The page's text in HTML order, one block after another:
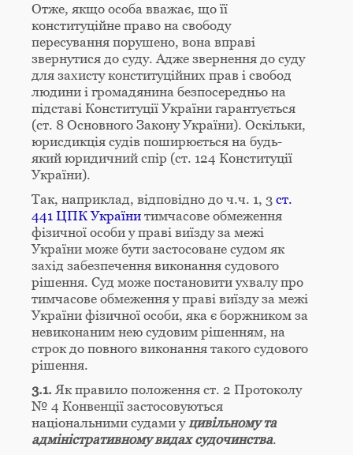
Отже, якщо особа вважає, що її
конституційне право на свободу
пересування порушено, вона вправі
звернутися до суду. Адже звернення до суду
для захисту конституційних прав і свобод
людини і громадянина безпосередньо на
підставі Конституції України гарантується
(ст. 8 Основного Закону України). Оскільки,
юрисдикція судів поширюється на будь-
який юридичний спір (ст. 124 Конституції
України).
Так, наприклад, відповідно до ч.ч. 1, 3 ст.
441 ЦПК України тимчасове обмеження
фізичної особи у праві виїзду за межі
України може бути застосоване судом як
захід забезпечення виконання судового
рішення. Суд може постановити ухвалу про
тимчасове обмеження у праві виїзду за межі
України фізичної особи, яка є боржником за
невиконаним нею судовим рішенням, на
строк до повного виконання такого судового
рішення.
3.1. Як правило положення ст. 2 Протоколу
№ 4 Конвенції застосовуються
національними судами у цивільному та
адміністративному видах судочинства.